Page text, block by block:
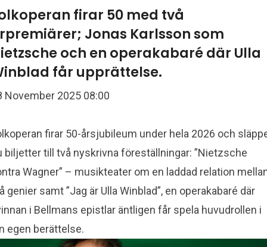
firar 50 med två
Jonas Karlsson som
och en operakabaré där Ulla
får upprättelse.
November 2025 08:00
firar 50-årsjubileum under hela 2026 och
biljetter till två nyskrivna föreställningar: ”Nietzsche
Wagner” – musikteater om en laddad relation
genier samt ”Jag är Ulla Winblad”, en operakabaré där
i Bellmans epistlar äntligen får spela huvudrollen i
egen berättelse.